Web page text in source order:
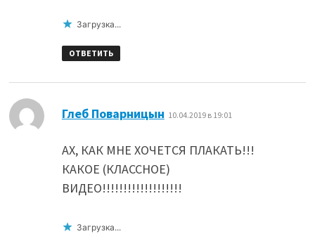
Загрузка...
ОТВЕТИТЬ
Глеб Поварницын 10.04.2019 в 19:01
АХ, КАК МНЕ ХОЧЕТСЯ ПЛАКАТЬ!!!
КАКОЕ (КЛАССНОЕ)
ВИДЕО!!!!!!!!!!!!!!!!!!!
Загрузка...